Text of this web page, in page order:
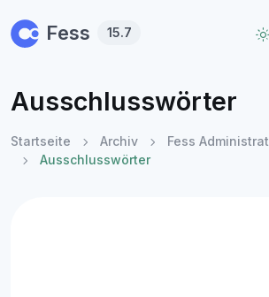
Fess 15.7
Ausschlusswörter
Startseite Archiv
Fess
Ausschlusswörter